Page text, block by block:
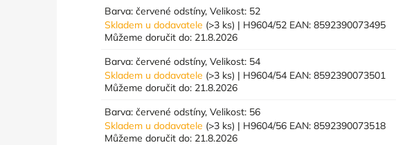
Barva: červené odstíny, Velikost: 52
Skladem u dodavatele (>3 ks) | H9604/52 EAN: 8592390073495
Můžeme doručit do: 21.8.2026
Barva: červené odstíny, Velikost: 54
Skladem u dodavatele (>3 ks) | H9604/54 EAN: 8592390073501
Můžeme doručit do: 21.8.2026
Barva: červené odstíny, Velikost: 56
Skladem u dodavatele (>3 ks) | H9604/56 EAN: 8592390073518
Můžeme doručit do: 21.8.2026